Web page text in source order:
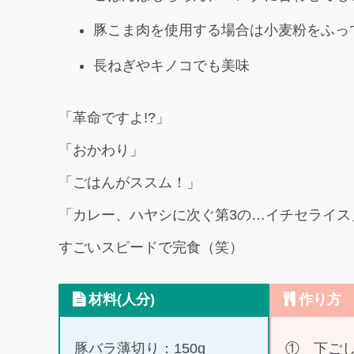
豚こま肉を使用する場合は小麦粉をふっ
長ねぎやキノコでも美味
「革命ですよ!?」
「おかわり」
「ごはんがススム！」
「カレー、ハヤシに次ぐ第3の…イチセライス
すごいスピードで完食（笑）
材料(人分)
豚バラ薄切り：150g
作り方
① 下ごし